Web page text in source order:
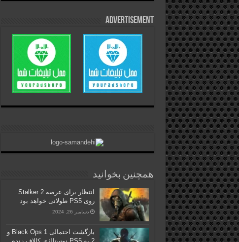
Advertisement
همچنین بخوانید
انتظار برای عرضه Stalker 2
روی PS5 طولانی خواهد بود
دسامبر 26, 2024
بازگشت احتمالی Black Ops 1 و